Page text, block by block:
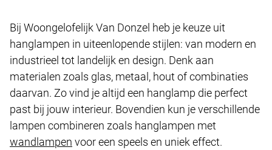
Bij Woongelofelijk Van Donzel heb je keuze uit
hanglampen in uiteenlopende stijlen: van modern en
industrieel tot landelijk en design. Denk aan
materialen zoals glas, metaal, hout of combinaties
daarvan. Zo vind je altijd een hanglamp die perfect
past bij jouw interieur. Bovendien kun je verschillende
lampen combineren zoals hanglampen met
wandlampen voor een speels en uniek effect.